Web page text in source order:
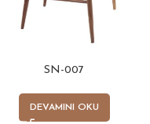
SN-007
DEVAMINI OKU